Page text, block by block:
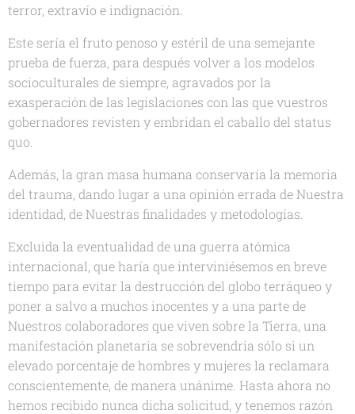
terror, extravío e indignación.
Este sería el fruto penoso y estéril de una semejante
prueba de fuerza, para después volver a los modelos
socioculturales de siempre, agravados por la
exasperación de las legislaciones con las que vuestros
gobernadores revisten y embridan el caballo del status
quo.
Además, la gran masa humana conservaría la memoria
del trauma, dando lugar a una opinión errada de Nuestra
identidad, de Nuestras finalidades y metodologías.
Excluida la eventualidad de una guerra atómica
internacional, que haría que interviniésemos en breve
tiempo para evitar la destrucción del globo terráqueo y
poner a salvo a muchos inocentes y a una parte de
Nuestros colaboradores que viven sobre la Tierra, una
manifestación planetaria se sobrevendria sólo si un
elevado porcentaje de hombres y mujeres la reclamara
conscientemente, de manera unánime. Hasta ahora no
hemos recibido nunca dicha solicitud, y tenemos razón